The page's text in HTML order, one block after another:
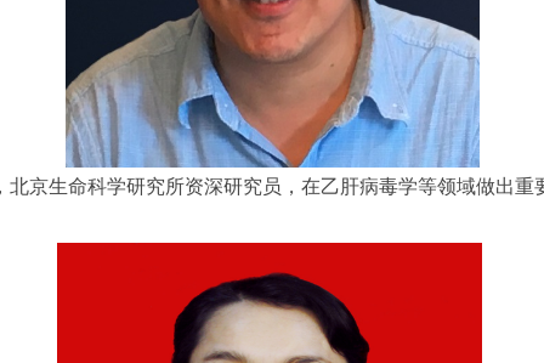
北京生命科学研究所资深研究员，在乙肝病毒学等领域做出重